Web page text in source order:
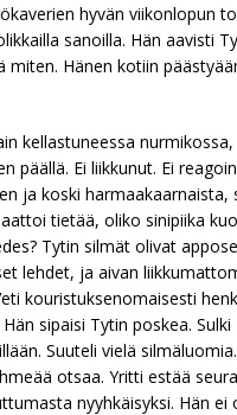
hyvän viikonlopun
sanoilla. Hän aavisti
miten. Hänen kotiin
kellastuneessa
päällä. Ei liikkunut. Ei
ja koski harmaakaarnaista,
tietää, oliko sinipiika
Tytin silmät olivat
lehdet, ja aivan
kouristuksenomaisesti
sipaisi Tytin poskea.
Suuteli vielä
otsaa. Yritti estää
nyyhkäisyksi. Hän ei